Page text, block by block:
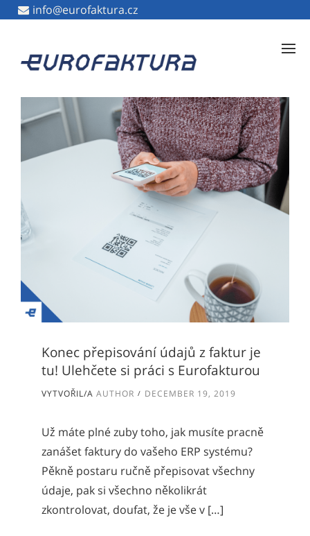
info@eurofaktura.cz
info@eurofaktura.cz
Konec přepisování údajů z faktur je
tu! Ulehčete si práci s Eurofakturou
VYTVOŘIL/A AUTHOR DECEMBER 19, 2019
Už máte plné zuby toho, jak musíte pracně
zanášet faktury do vašeho ERP systému?
Pěkně postaru ručně přepisovat všechny
údaje, pak si všechno několikrát
zkontrolovat, doufat, že je vše v […]